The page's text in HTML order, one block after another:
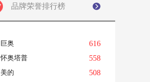
品牌荣誉排行榜
巨奥 616
怀奥塔普 558
美的 508